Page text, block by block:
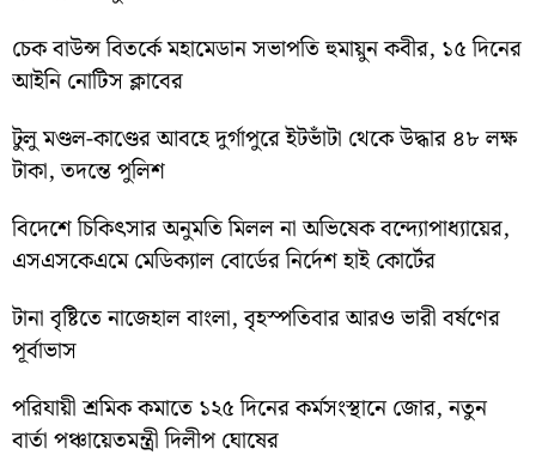
চেক বাউন্স বিতর্কে মহামেডান সভাপতি হুমায়ুন কবীর, ১৫ দিনের
আইনি নোটিস ক্লাবের
টুলু মণ্ডল-কাণ্ডের আবহে দুর্গাপুরে ইটভাঁটা থেকে উদ্ধার ৪৮ লক্ষ
টাকা, তদন্তে পুলিশ
বিদেশে চিকিৎসার অনুমতি মিলল না অভিষেক বন্দ্যোপাধ্যায়ের,
এসএসকেএমে মেডিক্যাল বোর্ডের নির্দেশ হাই কোর্টের
টানা বৃষ্টিতে নাজেহাল বাংলা, বৃহস্পতিবার আরও ভারী বর্ষণের
পূর্বাভাস
পরিযায়ী শ্রমিক কমাতে ১২৫ দিনের কর্মসংস্থানে জোর, নতুন
বার্তা পঞ্চায়েতমন্ত্রী দিলীপ ঘোষের